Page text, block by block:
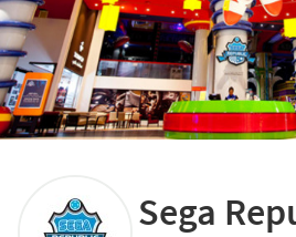
Sega